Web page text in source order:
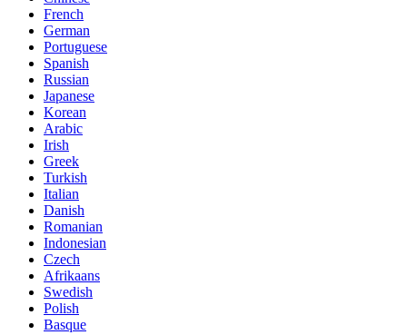
French
German
Portuguese
Spanish
Russian
Japanese
Korean
Arabic
Irish
Greek
Turkish
Italian
Danish
Romanian
Indonesian
Czech
Afrikaans
Swedish
Polish
Basque